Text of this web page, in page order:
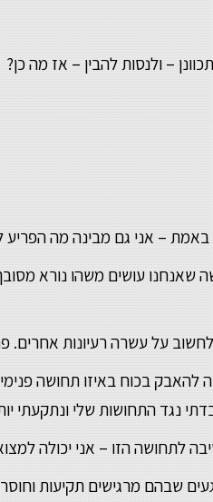
– ולנסות להבין – אז מה כן?
– אני גם מבינה מה הפריע
שאנחנו עושים משהו נורא
על עשרה רעיונות אחרים.
להאבק בכוח באיזו תחושה
נגד התחושות שלי ונתקעתי
לתחושה הזו – אני יכולה
שבהם מרגישים תקיעות